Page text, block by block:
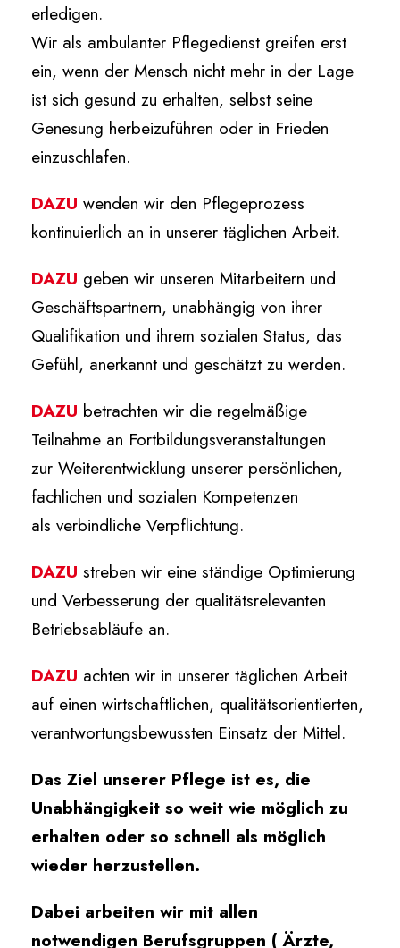
erledigen.
Wir als ambulanter Pflegedienst greifen erst
ein, wenn der Mensch nicht mehr in der Lage
ist sich gesund zu erhalten, selbst seine
Genesung herbeizuführen oder in Frieden
einzuschlafen.
DAZU wenden wir den Pflegeprozess
kontinuierlich an in unserer täglichen Arbeit.
DAZU geben wir unseren Mitarbeitern und
Geschäftspartnern, unabhängig von ihrer
Qualifikation und ihrem sozialen Status, das
Gefühl, anerkannt und geschätzt zu werden.
DAZU betrachten wir die regelmäßige
Teilnahme an Fortbildungsveranstaltungen
zur Weiterentwicklung unserer persönlichen,
fachlichen und sozialen Kompetenzen
als verbindliche Verpflichtung.
DAZU streben wir eine ständige Optimierung
und Verbesserung der qualitätsrelevanten
Betriebsabläufe an.
DAZU achten wir in unserer täglichen Arbeit
auf einen wirtschaftlichen, qualitätsorientierten,
verantwortungsbewussten Einsatz der Mittel.
Das Ziel unserer Pflege ist es, die
Unabhängigkeit so weit wie möglich zu
erhalten oder so schnell als möglich
wieder herzustellen.
Dabei arbeiten wir mit allen
notwendigen Berufsgruppen ( Ärzte,